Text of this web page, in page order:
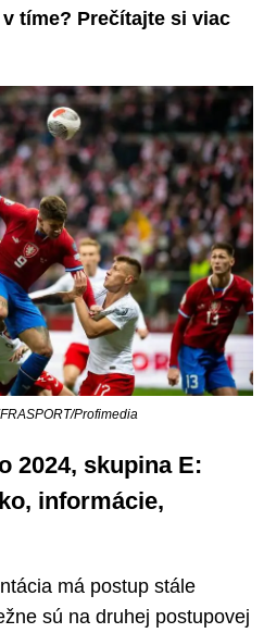
tíme? Prečítajte si viac
Profimedia
2024, skupina E:
informácie,
má postup stále
sú na druhej postupovej